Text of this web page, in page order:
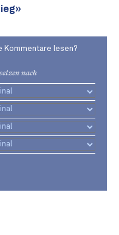
Kommentare lesen?
nach